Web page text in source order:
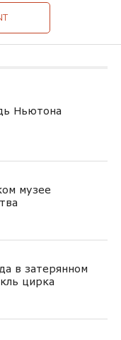
Ньютона
музее
в затерянном
цирка